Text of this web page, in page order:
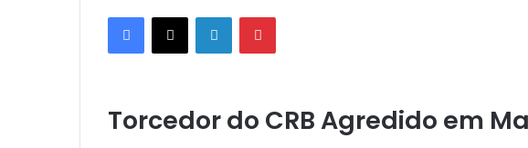
Facebook
X LinkedinPinterest
Torcedor do CRB Agredido em